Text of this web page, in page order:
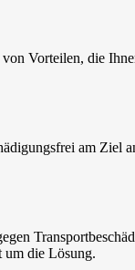
Vorteilen, die
am Ziel
um die Lösung.